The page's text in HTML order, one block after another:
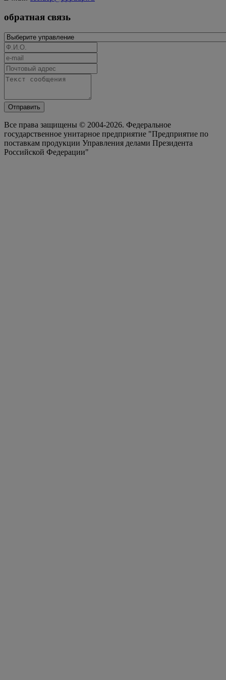
обратная связь
Отправить
Все права защищены © 2004-2026. Федеральное
государственное унитарное предприятие "Предприятие по
поставкам продукции Управления делами Президента
Российской Федерации"